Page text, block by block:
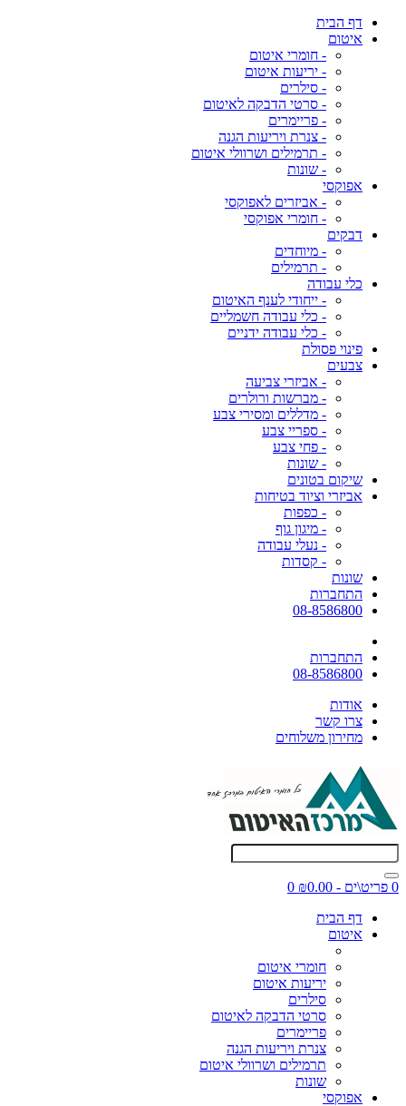
דף הבית
איטום
- חומרי איטום
- יריעות איטום
- סילרים
- סרטי הדבקה לאיטום
- פריימרים
- צנרת ויריעות הגנה
- תרמילים ושרוולי איטום
- שונות
אפוקסי
- אביזרים לאפוקסי
- חומרי אפוקסי
דבקים
- מיוחדים
- תרמילים
כלי עבודה
- ייחודי לענף האיטום
- כלי עבודה חשמליים
- כלי עבודה ידניים
פינוי פסולת
צבעים
- אביזרי צביעה
- מברשות ורולרים
- מדללים ומסירי צבע
- ספריי צבע
- פחי צבע
- שונות
שיקום בטונים
אביזרי וציוד בטיחות
- כפפות
- מיגון גוף
- נעלי עבודה
- קסדות
שונות
התחברות
08-8586800
התחברות
08-8586800
אודות
צרו קשר
מחירון משלוחים
0 פריט\ים - ₪0.00
0
דף הבית
איטום
חומרי איטום
יריעות איטום
סילרים
סרטי הדבקה לאיטום
פריימרים
צנרת ויריעות הגנה
תרמילים ושרוולי איטום
שונות
אפוקסי